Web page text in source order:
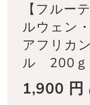
【フルー
ルウェン
アフリカ
ル 200ｇ
セ
ー
通
常
1,900 円